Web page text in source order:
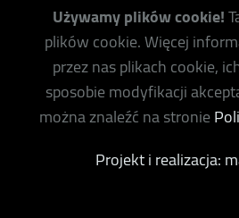
Używamy plików cookie!
plików cookie. Więcej
przez nas plikach cookie,
sposobie modyfikacji
można znaleźć na stronie
Projekt i realizacja: